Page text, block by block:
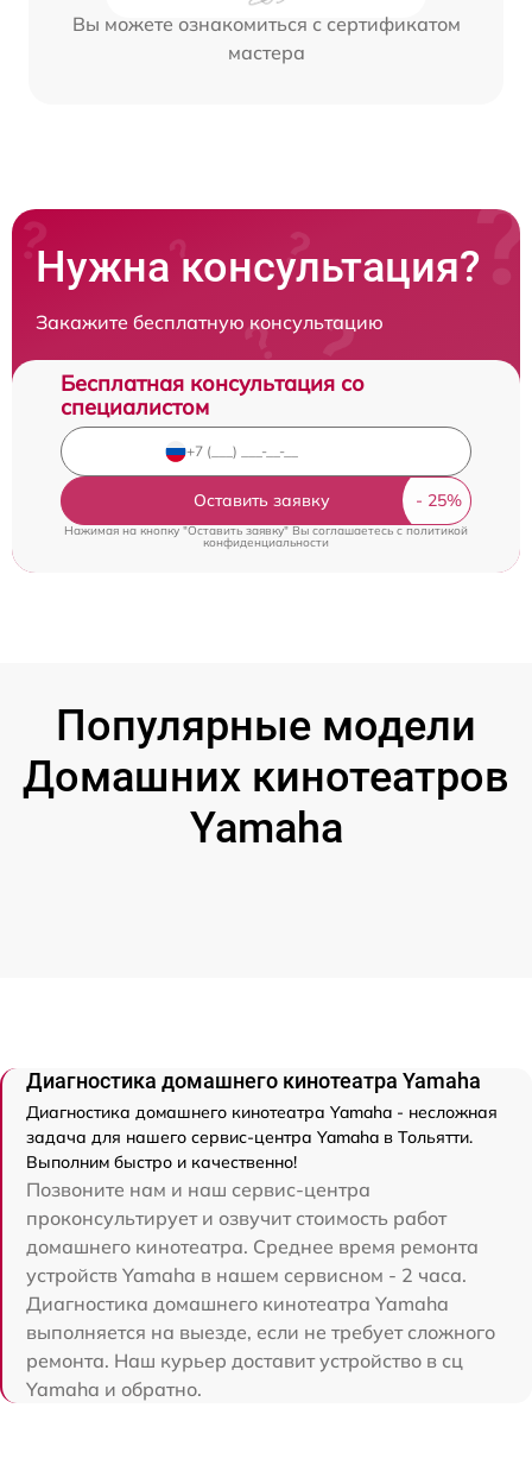
Вы можете ознакомиться с сертификатом
мастера
Нужна консультация?
Закажите бесплатную консультацию
Бесплатная консультация со
специалистом
Оставить заявку
Нажимая на кнопку "Оставить заявку" Вы соглашаетесь cполитикой
конфиденциальности
Популярные модели
Домашних кинотеатров
Yamaha
Диагностика домашнего кинотеатра Yamaha
Диагностика домашнего кинотеатра Yamaha - несложная
задача для нашего сервис-центра Yamaha в Тольятти.
Выполним быстро и качественно!
Позвоните нам и наш сервис-центра
проконсультирует и озвучит стоимость работ
домашнего кинотеатра. Среднее время ремонта
устройств Yamaha в нашем сервисном - 2 часа.
Диагностика домашнего кинотеатра Yamaha
выполняется на выезде, если не требует сложного
ремонта. Наш курьер доставит устройство в сц
Yamaha и обратно.